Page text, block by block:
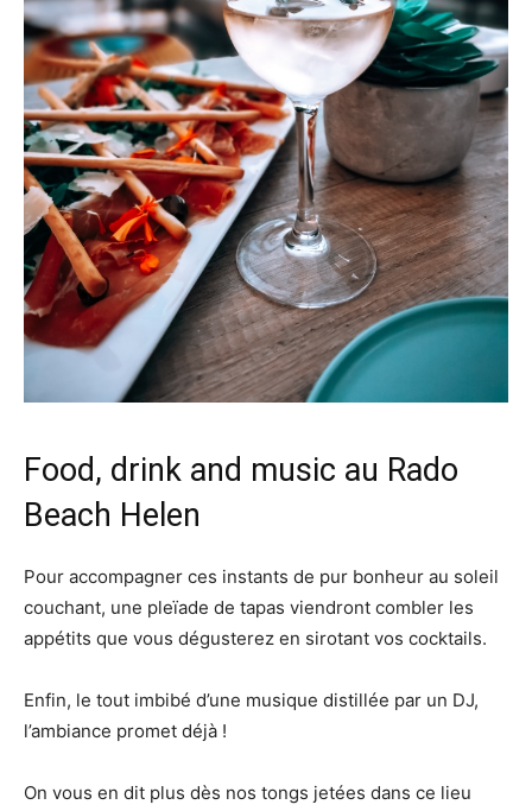
Food, drink and music au Rado
Beach Helen
Pour accompagner ces instants de pur bonheur au soleil
couchant, une pleïade de tapas viendront combler les
appétits que vous dégusterez en sirotant vos cocktails.
Enfin, le tout imbibé d’une musique distillée par un DJ,
l’ambiance promet déjà !
On vous en dit plus dès nos tongs jetées dans ce lieu